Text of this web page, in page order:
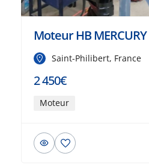
Moteur HB MERCURY
Saint-Philibert, France
2 450€
Moteur